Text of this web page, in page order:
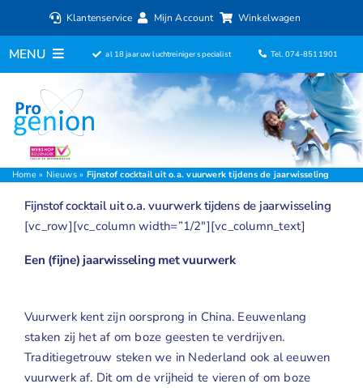
inhoud
Klantenservice Mijn Account Winkelwagen
MENU
Home
Luchtreinigers
Filters
Luchtbevochtigers
Ventilatoren
Aromadiffusers
Geuren
al 18 jaar uw luchtreiniger specialist Tel. 074-8511901
Home» Nieuws» Fijnstof cocktail uit o.a. vuurwerk tijdens de jaarwisseling
Fijnstof cocktail uit o.a. vuurwerk tijdens de jaarwisseling
[vc_row][vc_column width=”1/2″][vc_column_text]
Een (fijne) jaarwisseling met vuurwerk
Vuurwerk kent zijn oorsprong in China. Eeuwenlang
staken zij het af om boze geesten te verdrijven.
Traditiegetrouw steken we in Nederland ook al eeuwen
vuurwerk af. Dit om de vrijheid te vieren of om boze